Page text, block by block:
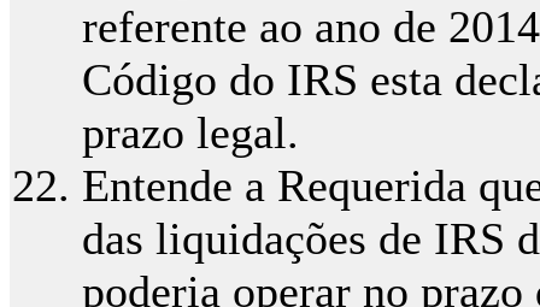
referente ao ano de
Código do IRS esta
prazo legal.
Entende a Requerida
das liquidações de IRS
poderia operar no prazo